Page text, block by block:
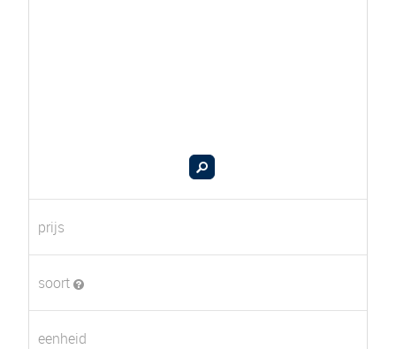
prijs
soort
eenheid